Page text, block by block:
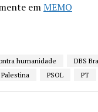
emMEMO
humanidade DBS
Palestina PSOL PT